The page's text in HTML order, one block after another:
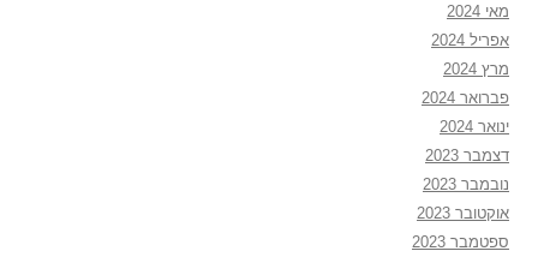
מאי 2024
אפריל 2024
מרץ 2024
פברואר 2024
ינואר 2024
דצמבר 2023
נובמבר 2023
אוקטובר 2023
ספטמבר 2023